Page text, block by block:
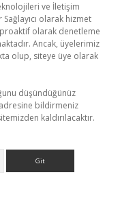
ve İletişim
olarak hizmet
olarak denetleme
Ancak, üyelerimiz
olup, siteye üye olarak
düşündüğünüz
adresine bildirmeniz
kaldırılacaktır.